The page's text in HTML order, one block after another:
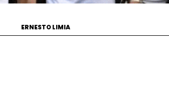
ERNESTO LIMIA